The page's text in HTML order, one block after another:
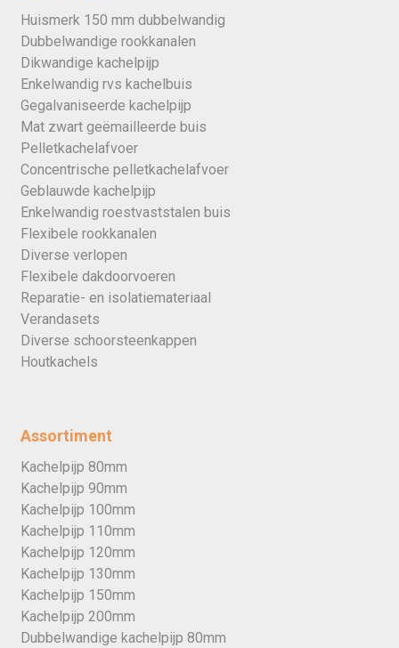
Huismerk 150 mm dubbelwandig
Dubbelwandige rookkanalen
Dikwandige kachelpijp
Enkelwandig rvs kachelbuis
Gegalvaniseerde kachelpijp
Mat zwart geëmailleerde buis
Pelletkachelafvoer
Concentrische pelletkachelafvoer
Geblauwde kachelpijp
Enkelwandig roestvaststalen buis
Flexibele rookkanalen
Diverse verlopen
Flexibele dakdoorvoeren
Reparatie- en isolatiemateriaal
Verandasets
Diverse schoorsteenkappen
Houtkachels
Assortiment
Kachelpijp 80mm
Kachelpijp 90mm
Kachelpijp 100mm
Kachelpijp 110mm
Kachelpijp 120mm
Kachelpijp 130mm
Kachelpijp 150mm
Kachelpijp 200mm
Dubbelwandige kachelpijp 80mm